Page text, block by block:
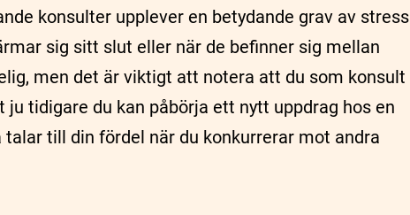
konsulter upplever en betydande grav av stress
sig sitt slut eller när de befinner sig mellan
men det är viktigt att notera att du som konsult
tidigare du kan påbörja ett nytt uppdrag hos en
till din fördel när du konkurrerar mot andra